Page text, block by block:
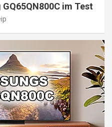
GQ65QN800C im Test